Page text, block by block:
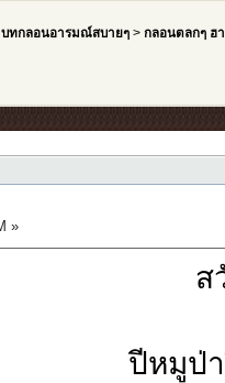
ทกลอนอารมณ์สบายๆ >กลอนตลกๆ ฮา
»
ส
ปีหมูป่